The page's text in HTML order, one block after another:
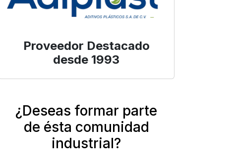
Proveedor Destacado
desde 1993
¿Deseas formar parte
de ésta comunidad
industrial?